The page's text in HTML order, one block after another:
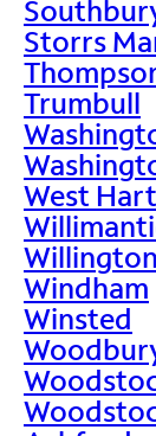
Storrs
Trumbull
West
Willington
Windham
Winsted